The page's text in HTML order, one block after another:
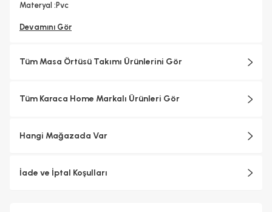
Materyal :Pvc
Devamını Gör
Tüm Masa Örtüsü Takımı Ürünlerini Gör
Tüm Karaca Home Markalı Ürünleri Gör
Hangi Mağazada Var
İade ve İptal Koşulları